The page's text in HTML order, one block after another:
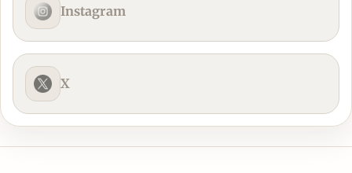
Instagram
X